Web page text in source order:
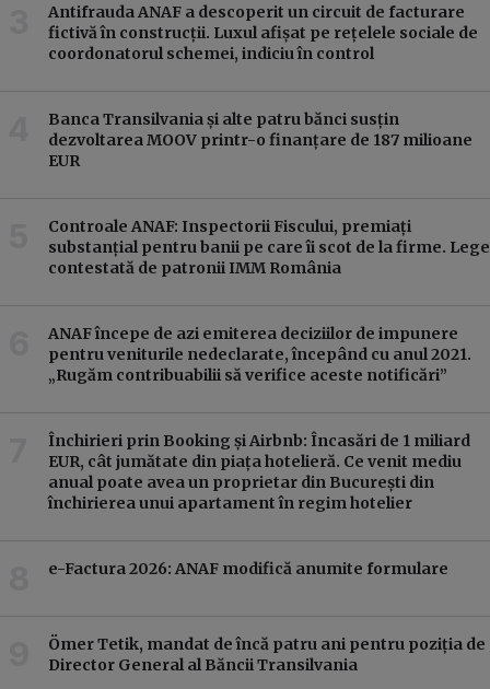
Antifrauda ANAF a descoperit un circuit de facturare
fictivă în construcții. Luxul afișat pe rețelele sociale de
coordonatorul schemei, indiciu în control
Banca Transilvania și alte patru bănci susțin
dezvoltarea MOOV printr-o finanțare de 187 milioane
EUR
Controale ANAF: Inspectorii Fiscului, premiați
substanțial pentru banii pe care îi scot de la firme. Lege
contestată de patronii IMM România
ANAF începe de azi emiterea deciziilor de impunere
pentru veniturile nedeclarate, începând cu anul 2021.
„Rugăm contribuabilii să verifice aceste notificări”
Închirieri prin Booking și Airbnb: Încasări de 1 miliard
EUR, cât jumătate din piața hotelieră. Ce venit mediu
anual poate avea un proprietar din București din
închirierea unui apartament în regim hotelier
e-
e-Factura 2026: ANAF modifică anumite formulare
Ömer Tetik, mandat de încă patru ani pentru poziția de
Director General al Băncii Transilvania